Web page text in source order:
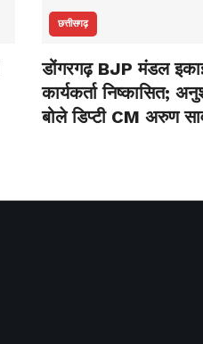
छत्तीसगढ़
डोंगरगढ़ BJP मंडल
कार्यकर्ता निष्कासित;
बोले डिप्टी CM अरुण